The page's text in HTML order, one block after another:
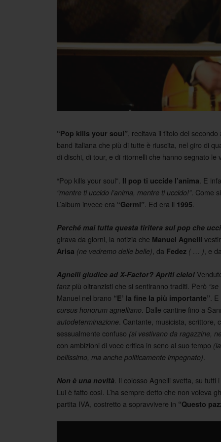
“Pop kills your soul”, recitava il titolo del secondo
band italiana che più di tutte è riuscita, nel giro di
di dischi, di tour, e di ritornelli che hanno segnato
“Pop kills your soul”. Il pop ti uccide l’anima . E
“mentre ti uccido l’anima, mentre ti uccido!”. Come
L’album invece era “Germi” . Ed era il 1995
Perché mai tutta questa tiritera sul pop che
girava da giorni, la notizia che Manuel Agnelli
Arisa (ne vedremo delle belle) , da Fedez ( … ) , e
Agnelli giudice ad X-Factor? Apriti cielo!
fanz più oltranzisti che si sentiranno traditi. Però
Manuel nel brano “E’ la fine la più importante” .
cursus honorum agnelliano . Dalle cantine fino a
autodeterminazione . Cantante, musicista,
sessualmente confuso (si vestivano da ragazzine,
con ambizioni di voce critica in seno al suo tempo
bellissimo, ma anche politicamente impegnato)
Non è una novità . Il colosso Agnelli svetta, su tutti i
Lui è fatto così. L’ha sempre detto che non voleva
partita IVA, costretto a sopravvivere in “Questo